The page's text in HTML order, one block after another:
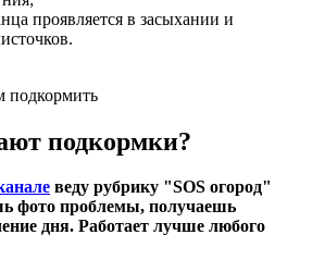
проявляется в засыхании и
подкормить
подкормки?
веду рубрику "SOS огород"
фото проблемы, получаешь
дня. Работает лучше любого